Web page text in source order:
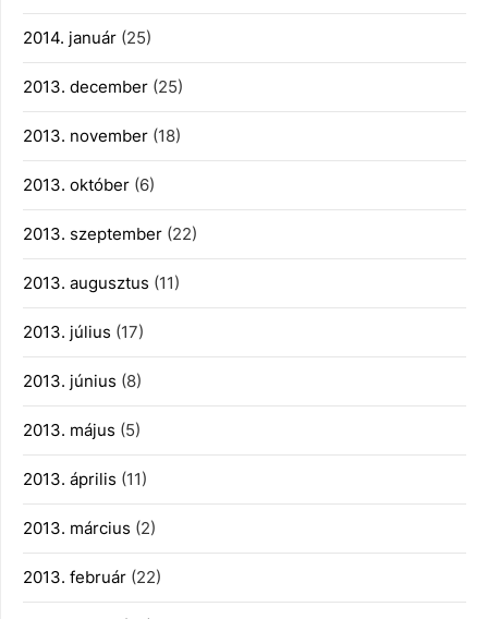
2014. január (25)
2013. december (25)
2013. november (18)
2013. október (6)
2013. szeptember (22)
2013. augusztus (11)
2013. július (17)
2013. június (8)
2013. május (5)
2013. április (11)
2013. március (2)
2013. február (22)